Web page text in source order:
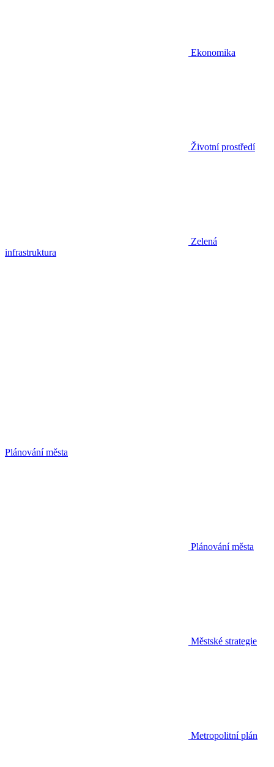
Ekonomika
Životní prostředí
Zelená
infrastruktura
Plánování města
Plánování města
Městské strategie
Metropolitní plán